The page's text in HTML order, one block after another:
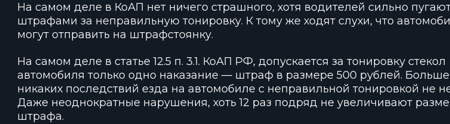
На самом деле в КоАП нет ничего страшного, хотя водителей сильно
штрафами за неправильную тонировку. К тому же ходят слухи, что
могут отправить на штрафстоянку.
На самом деле в статье 12.5 п. 3.1. КоАП РФ, допускается за тонировку стекол
автомобиля только одно наказание — штраф в размере 500 рублей. Больше
никаких последствий езда на автомобиле с неправильной тонировкой не
Даже неоднократные нарушения, хоть 12 раз подряд не увеличивают
штрафа.